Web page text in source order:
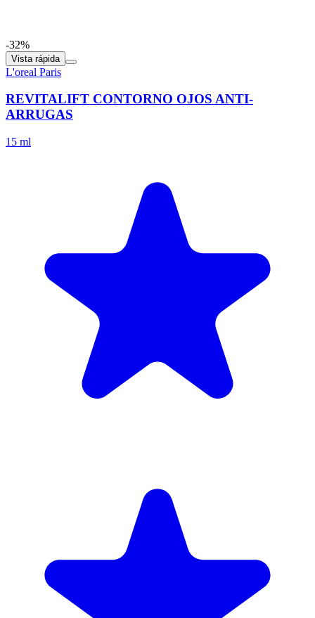
-32%
Vista rápida
L'oreal Paris
REVITALIFT CONTORNO OJOS ANTI-
ARRUGAS
15 ml